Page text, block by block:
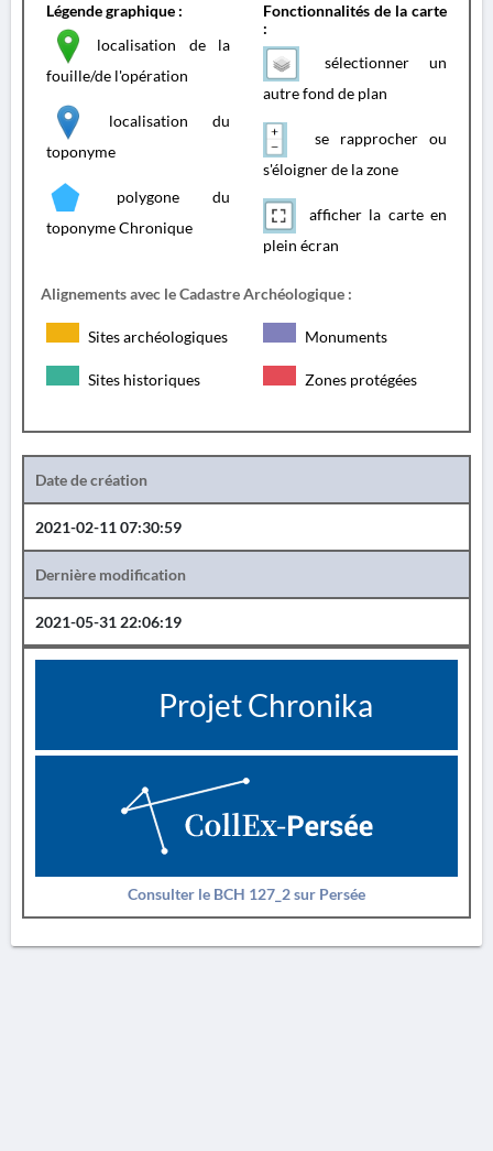
Légende graphique :
localisation de la
fouille/de l'opération
localisation du
toponyme
polygone du
toponyme Chronique
Fonctionnalités de la carte
:
sélectionner un
autre fond de plan
se rapprocher ou
s'éloigner de la zone
afficher la carte en
plein écran
Alignements avec le Cadastre Archéologique :
Sites archéologiques Monuments
Sites historiques Zones protégées
Date de création
2021-02-11 07:30:59
Dernière modification
2021-05-31 22:06:19
Projet Chronika
Consulter le BCH 127_2 sur Persée